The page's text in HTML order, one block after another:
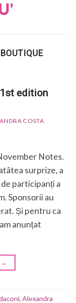
edition
ANDRA COSTA
Notes.
surprize, a
participanți a
Sponsorii au
Și pentru ca
anunțat
→
, Alexandra